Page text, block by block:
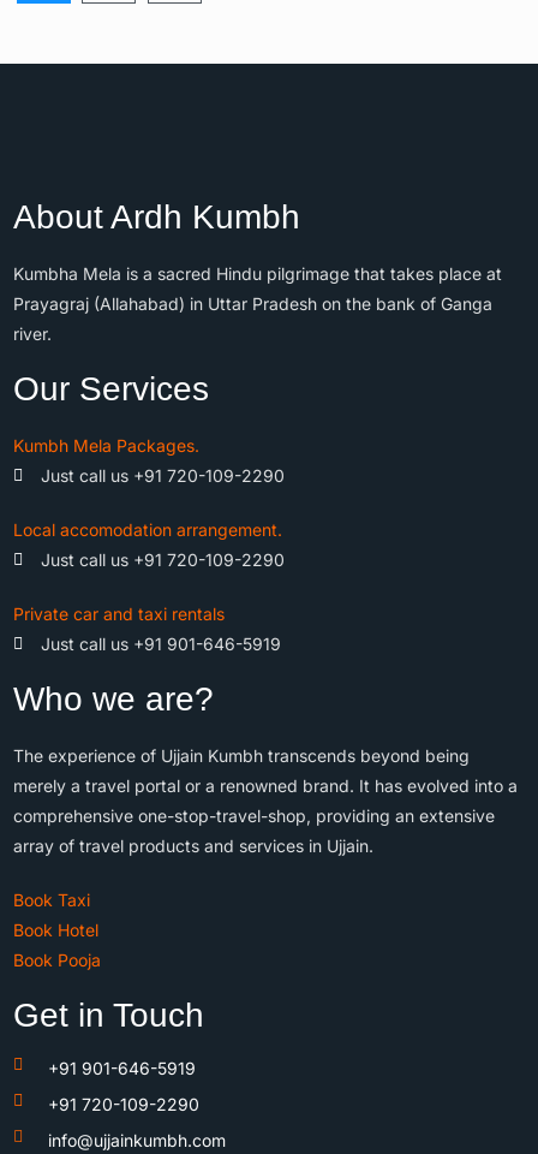
About Ardh Kumbh
Kumbha Mela is a sacred Hindu pilgrimage that takes place at
Prayagraj (Allahabad) in Uttar Pradesh on the bank of Ganga
river.
Our Services
Kumbh Mela Packages.
Just call us +91 720-109-2290
Local accomodation arrangement.
Just call us +91 720-109-2290
Private car and taxi rentals
Just call us +91 901-646-5919
Who we are?
The experience of Ujjain Kumbh transcends beyond being
merely a travel portal or a renowned brand. It has evolved into a
comprehensive one-stop-travel-shop, providing an extensive
array of travel products and services in Ujjain.
Book Taxi
Book Hotel
Book Pooja
Get in Touch
+91 901-646-5919
+91 720-109-2290
info@ujjainkumbh.com